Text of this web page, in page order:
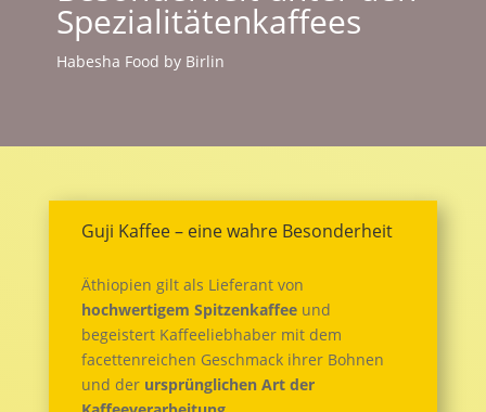
Spezialitätenkaffees
Habesha Food by Birlin
Guji Kaffee – eine wahre Besonderheit
Äthiopien gilt als Lieferant von
hochwertigem Spitzenkaffeeund
begeistert Kaffeeliebhaber mit dem
facettenreichen Geschmack ihrer Bohnen
und der ursprünglichen Art der